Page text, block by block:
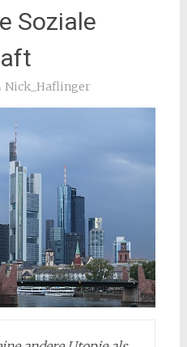
Soziale
Nick_Haflinger